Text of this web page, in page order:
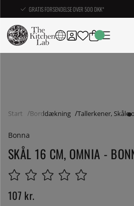
GRATIS FORSENDELSE OVER 500 DKK*
Start Borddækning Tallerkener, Skåle
Bonna
SKÅL 16 CM, OMNIA -
107 kr.